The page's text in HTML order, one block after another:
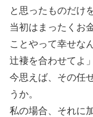
と思ったものだけ
当初はまったくお
ことやって幸せな
辻褄を合わせてよ
今思えば、その任
うか。
私の場合、それに